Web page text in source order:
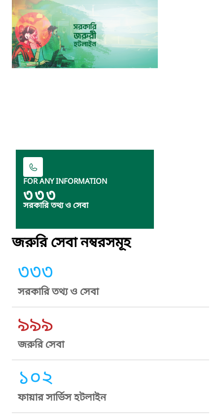
FOR ANY INFORMATION
৩৩৩
সরকারি তথ্য ও সেবা
জরুরি সেবা নম্বরসমূহ
৩৩৩
সরকারি তথ্য ও সেবা
৯৯৯
জরুরি সেবা
১০২
ফায়ার সার্ভিস হটলাইন